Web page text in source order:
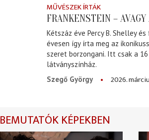
MŰVÉSZEK ÍRTÁK
FRANKENSTEIN –
Kétszáz éve Percy B. Shelley
évesen így írta meg az
szeret borzongani. Itt csak a
látványszínház.
Szegő György
2026.
BEMUTATÓK KÉPEKBEN